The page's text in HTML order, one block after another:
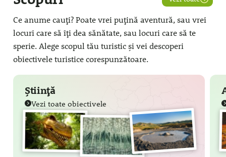
Ce anume cauți? Poate vrei puțină aventură, sau vrei
locuri care să îți dea sănătate, sau locuri care să te
sperie. Alege scopul tău turistic și vei descoperi
obiectivele turistice corespunzătoare.
Știință
Vezi toate obiectivele